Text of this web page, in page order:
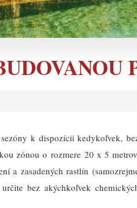
k dispozícii kedykoľvek,
zónou o rozmere 20 x 5
a zasadených rastlín
bez akýchkoľvek